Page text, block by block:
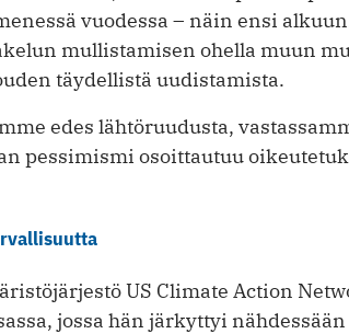
vuodessa – näin ensi
mullistamisen ohella muun
täydellistä uudistamista.
edes lähtöruudusta,
pessimismi osoittautuu
US Climate Action
jossa hän järkyttyi